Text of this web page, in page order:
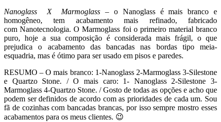
Nanoglass X Marmoglass – o Nanoglass é mais branco e
homogêneo, tem acabamento mais refinado, fabricado
com Nanotecnologia. O Marmoglass foi o primeiro material branco
puro, hoje a sua composição é considerada mais frágil, o que
prejudica o acabamento das bancadas nas bordas tipo meia-
esquadria, mas é ótimo para ser usado em pisos e paredes.
RESUMO – O mais branco: 1-Nanoglass 2-Marmoglass 3-Silestone
e Quartzo Stone. / O mais caro: 1- Nanoglass 2-Silestone 3-
Marmoglass 4-Quartzo Stone. / Gosto de todas as opções e acho que
podem ser definidos de acordo com as prioridades de cada um. Sou
fã de cozinhas com bancadas brancas, por isso sempre mostro esses
acabamentos para os meus clientes. 😉